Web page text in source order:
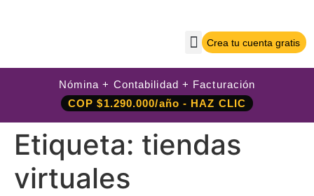
Crea tu cuenta gratis
Nómina + Contabilidad + Facturación
COP $1.290.000/año - HAZ CLIC
Etiqueta: tiendas
virtuales